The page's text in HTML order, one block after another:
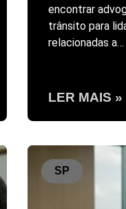
encontrar
trânsito para
relacionadas a…
LER MAIS »
SP